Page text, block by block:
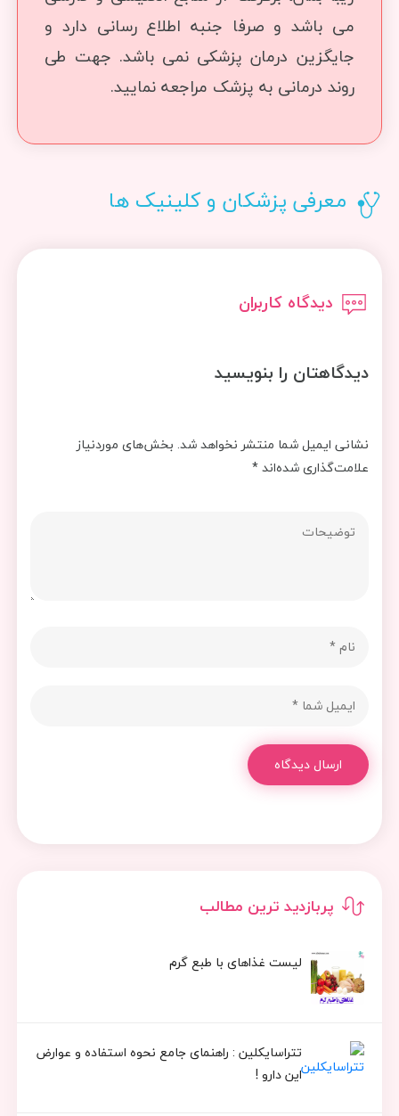
پربازدید ترین مطالب
لیست غذاهای با طبع گرم
تتراسایکلین : راهنمای جامع نحوه استفاده و عوارض
این دارو !
می باشد و صرفا جنبه اطلاع رسانی دارد و
جایگزین درمان پزشکی نمی باشد. جهت طی
روند درمانی به پزشک مراجعه نمایید.
معرفی پزشکان و کلینیک ها
دیدگاه کاربران
دیدگاهتان را بنویسید
نشانی ایمیل شما منتشر نخواهد شد. بخش‌های موردنیاز
علامت‌گذاری شده‌اند*
ارسال دیدگاه